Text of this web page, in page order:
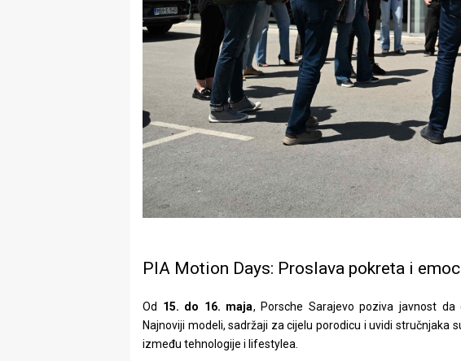
PIA Motion Days: Proslava pokreta i
Od 15. do 16. maja, Porsche Sarajevo poziva javnost da
Najnoviji modeli, sadržaji za cijelu porodicu i uvidi stručnjaka
između tehnologije i lifestylea.